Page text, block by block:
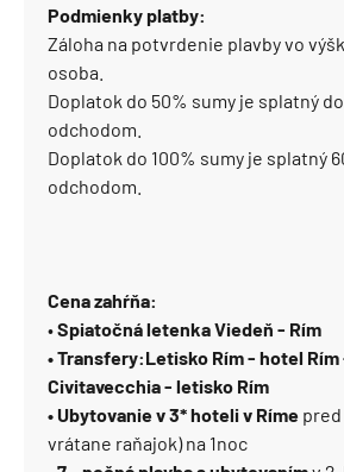
Podmienky platby:
Záloha na potvrdenie plavby vo
osoba.
Doplatok do 50% sumy je splatný
odchodom.
Doplatok do 100% sumy je splatný
odchodom.
Cena zahŕňa:
•Spiatočná letenka Viedeň - Rím
• Transfery:Letisko Rím - hotel
Civitavecchia - letisko Rím
• Ubytovanie v 3* hoteli v Ríme pred
vrátane raňajok) na 1noc